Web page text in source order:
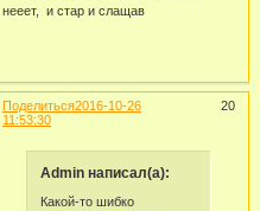
нееет, и стар и слащав
Поделиться 20
2016-10-26
11:53:30
Admin написал(а):
Какой-то шибко